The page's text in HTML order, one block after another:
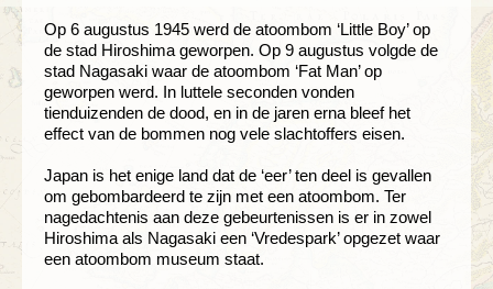
Op 6 augustus 1945 werd de atoombom ‘Little Boy’ op
de stad Hiroshima geworpen. Op 9 augustus volgde de
stad Nagasaki waar de atoombom ‘Fat Man’ op
geworpen werd. In luttele seconden vonden
tienduizenden de dood, en in de jaren erna bleef het
effect van de bommen nog vele slachtoffers eisen.
Japan is het enige land dat de ‘eer’ ten deel is gevallen
om gebombardeerd te zijn met een atoombom. Ter
nagedachtenis aan deze gebeurtenissen is er in zowel
Hiroshima als Nagasaki een ‘Vredespark’ opgezet waar
een atoombom museum staat.